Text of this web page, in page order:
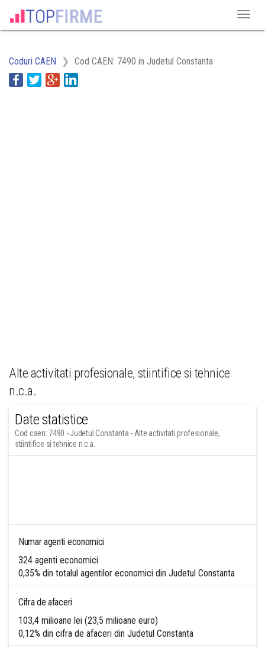
Coduri CAEN Cod CAEN: 7490 in Judetul Constanta
Alte activitati profesionale, stiintifice si tehnice
n.c.a.
Date statistice
Cod caen: 7490 - Judetul Constanta - Alte activitati profesionale,
stiintifice si tehnice n.c.a.
Numar agenti economici
324 agenti economici
0,35% din totalul agentilor economici din Judetul Constanta
Cifra de afaceri
103,4 milioane lei (23,5 milioane euro)
0,12% din cifra de afaceri din Judetul Constanta